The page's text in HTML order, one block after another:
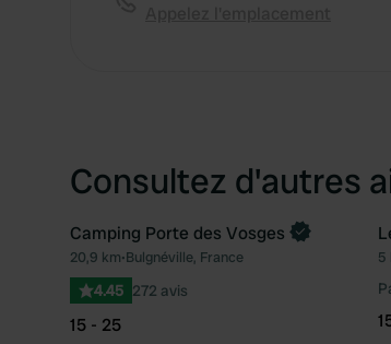
Consultez d'autres
Camping Porte des Vosges
20,9 km•Bulgnéville, France
4.45 272 avis
15 - 25
5